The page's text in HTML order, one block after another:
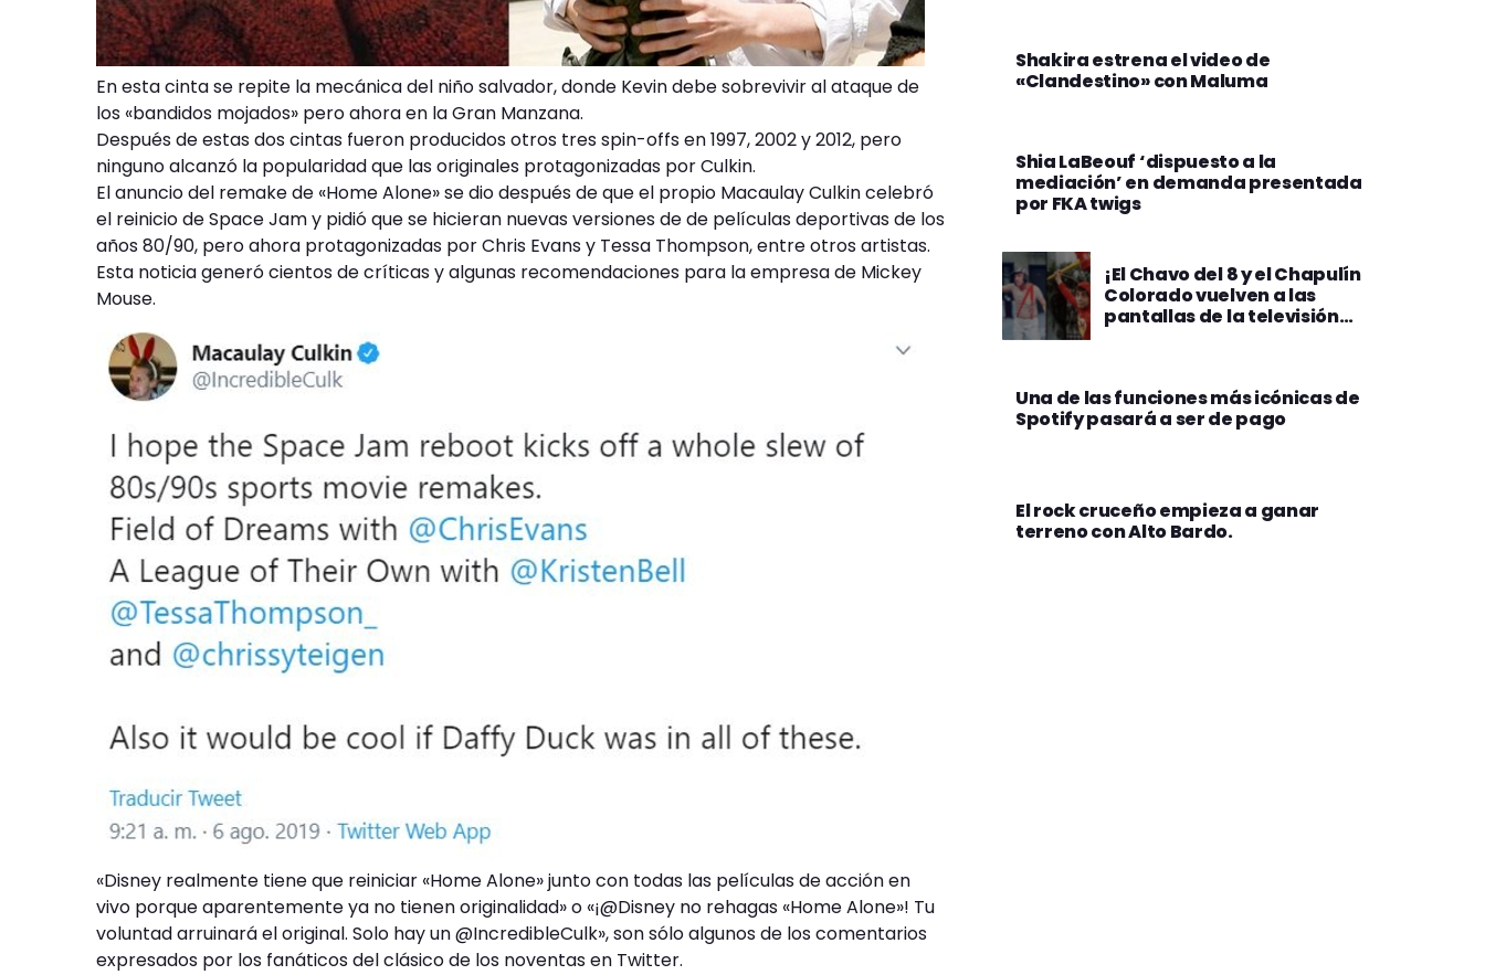
En esta cinta se repite la mecánica del niño salvador, donde Kevin debe sobrevivir al ataque de
los «bandidos mojados» pero ahora en la Gran Manzana.
Después de estas dos cintas fueron producidos otros tres spin-offs en 1997, 2002 y 2012, pero
ninguno alcanzó la popularidad que las originales protagonizadas por Culkin.
El anuncio del remake de «Home Alone» se dio después de que el propio Macaulay Culkin celebró
el reinicio de Space Jam y pidió que se hicieran nuevas versiones de de películas deportivas de los
años 80/90, pero ahora protagonizadas por Chris Evans y Tessa Thompson, entre otros artistas.
Esta noticia generó cientos de críticas y algunas recomendaciones para la empresa de Mickey
Mouse.
«Disney realmente tiene que reiniciar «Home Alone» junto con todas las películas de acción en
vivo porque aparentemente ya no tienen originalidad» o «¡@Disney no rehagas «Home Alone»! Tu
voluntad arruinará el original. Solo hay un @IncredibleCulk», son sólo algunos de los comentarios
expresados por los fanáticos del clásico de los noventas en Twitter.
Shakira estrena el video de
«Clandestino» con Maluma
Shia LaBeouf ‘dispuesto a la
mediación’ en demanda presentada
por FKA twigs
¡El Chavo del 8 y el Chapulín
Colorado vuelven a las
pantallas de la televisión
Una de las funciones más icónicas de
Spotify pasará a ser de pago
El rock cruceño empieza a ganar
terreno con Alto Bardo.